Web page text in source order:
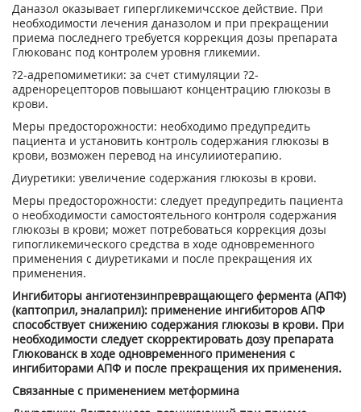
Даназол оказывает гипергликемичсское действие. При
необходимости лечения даназолом и при прекращении
приема последнего требуется коррекция дозы препарата
Глюкованс под контролем уровня гликемии.
?2-адрепомиметики: за счет стимуляции ?2-
адренорецепторов повышают концентрацию глюкозы в
крови.
Меры предосторожности: необходимо предупредить
пациента и установить контроль содержания глюкозы в
крови, возможен перевод на инсулииотерапию.
Диуретики: увеличение содержания глюкозы в крови.
Меры предосторожности: следует предупредить пациента
о необходимости самостоятельного контроля содержания
глюкозы в крови; может потребоваться коррекция дозы
гипогликемического средства в ходе одновременного
применения с диуретиками и после прекращения их
применения.
Ингибиторы ангиотензинпревращающего фермента (АПФ)
(каптоприл, эналаприл): применение ингибиторов АПФ
способствует снижению содержания глюкозы в крови. При
необходимости следует скорректировать дозу препарата
Глюкованск в ходе одновременного применения с
ингибиторами АПФ и после прекращения их применения.
Связанные с применением метформина